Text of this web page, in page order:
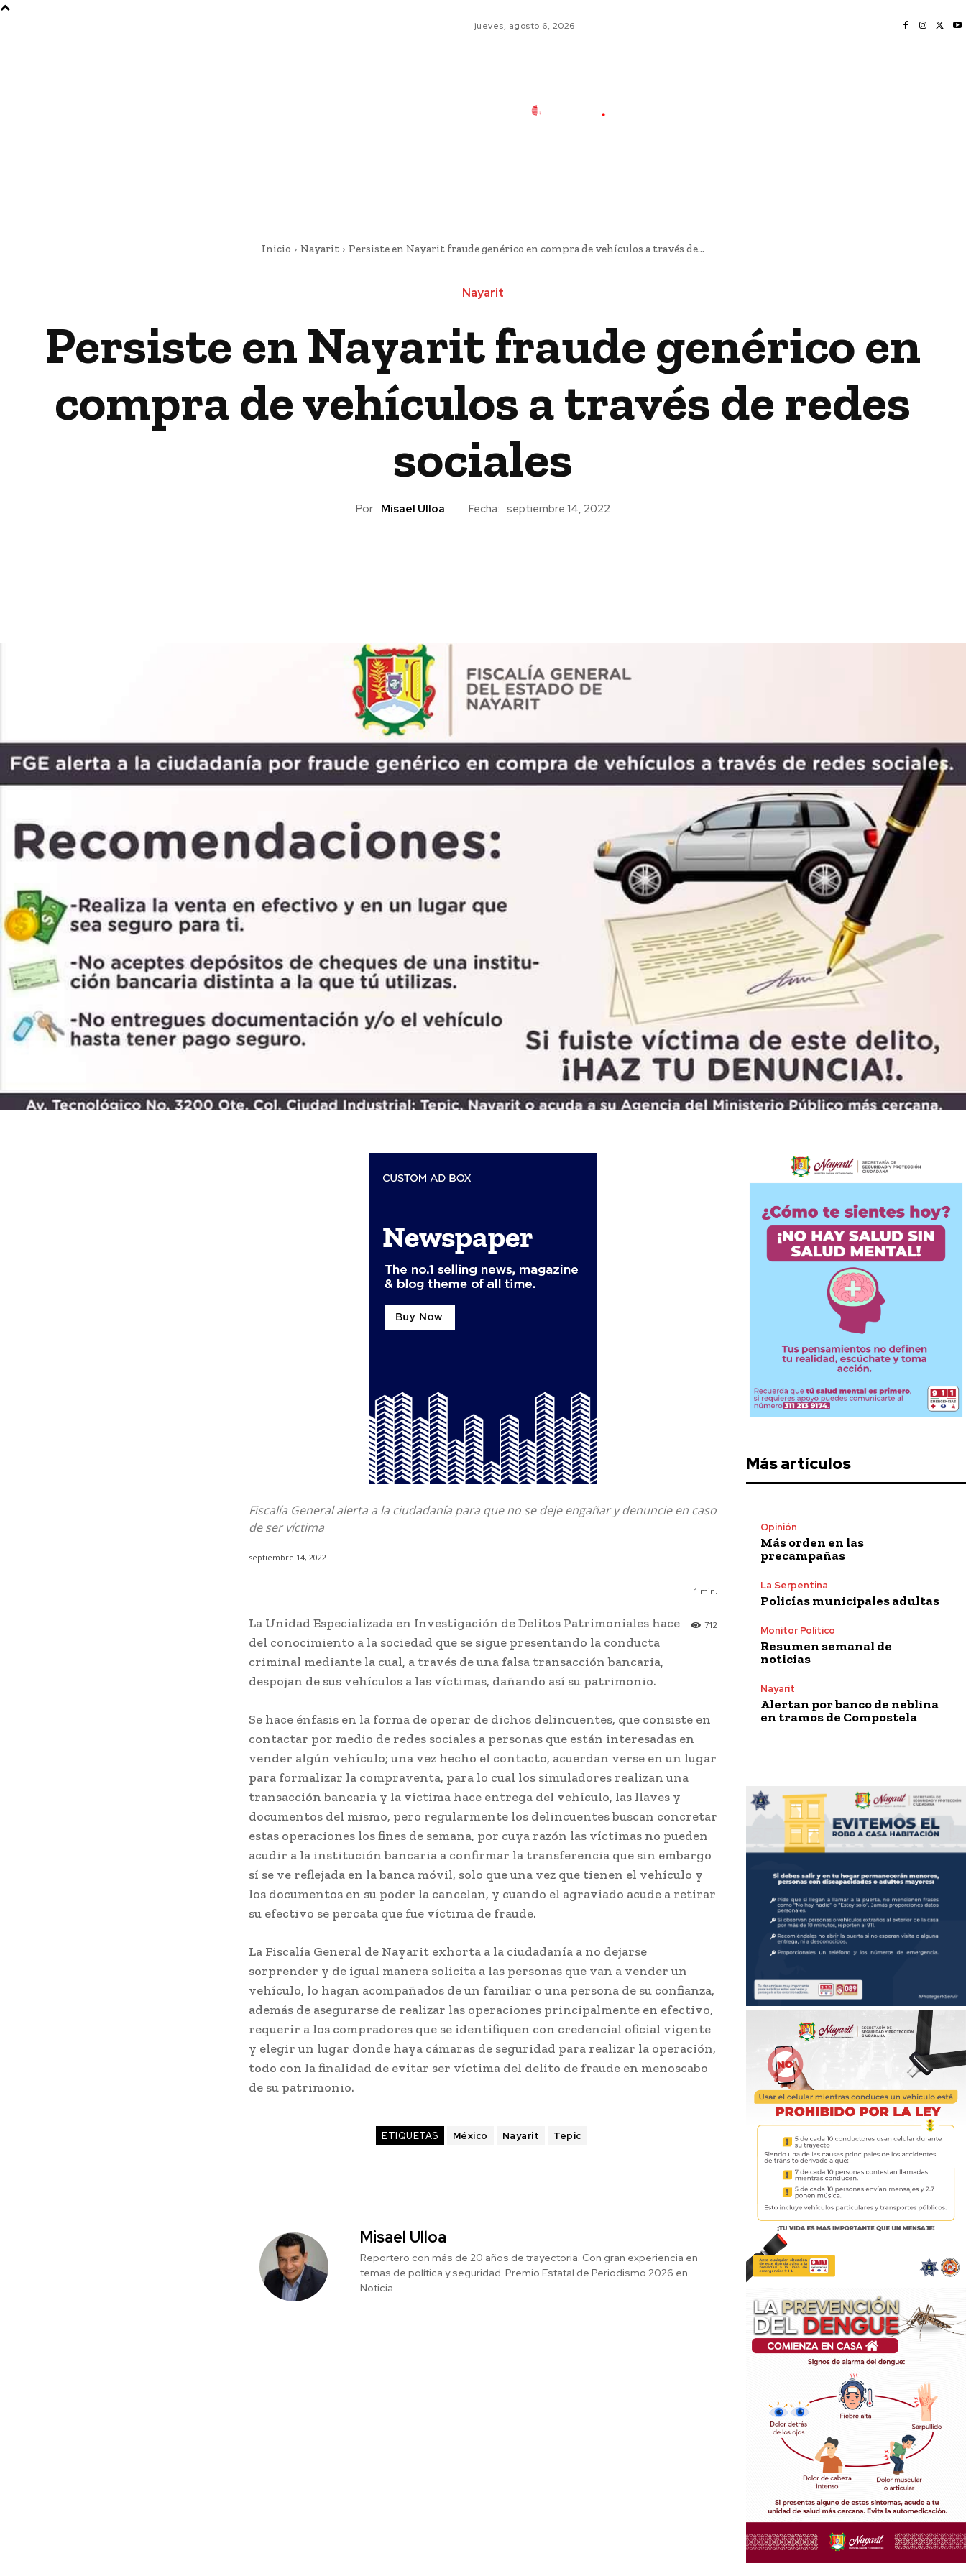
jueves, agosto 6, 2026
Inicio Nayarit Persiste en Nayarit fraude genérico en compra de vehículos a través de...
Nayarit
Persiste en Nayarit fraude genérico en
compra de vehículos a través de redes
sociales
Por: Misael Ulloa Fecha: septiembre 14, 2022
Fiscalía General alerta a la ciudadanía para que no se deje engañar y denuncie en caso
de ser víctima
septiembre 14, 2022
1 min.
712
La Unidad Especializada en Investigación de Delitos Patrimoniales hace
del conocimiento a la sociedad que se sigue presentando la conducta
criminal mediante la cual, a través de una falsa transacción bancaria,
despojan de sus vehículos a las víctimas, dañando así su patrimonio.
Se hace énfasis en la forma de operar de dichos delincuentes, que consiste en
contactar por medio de redes sociales a personas que están interesadas en
vender algún vehículo; una vez hecho el contacto, acuerdan verse en un lugar
para formalizar la compraventa, para lo cual los simuladores realizan una
transacción bancaria y la víctima hace entrega del vehículo, las llaves y
documentos del mismo, pero regularmente los delincuentes buscan concretar
estas operaciones los fines de semana, por cuya razón las víctimas no pueden
acudir a la institución bancaria a confirmar la transferencia que sin embargo
sí se ve reflejada en la banca móvil, solo que una vez que tienen el vehículo y
los documentos en su poder la cancelan, y cuando el agraviado acude a retirar
su efectivo se percata que fue víctima de fraude.
La Fiscalía General de Nayarit exhorta a la ciudadanía a no dejarse
sorprender y de igual manera solicita a las personas que van a vender un
vehículo, lo hagan acompañados de un familiar o una persona de su confianza,
además de asegurarse de realizar las operaciones principalmente en efectivo,
requerir a los compradores que se identifiquen con credencial oficial vigente
y elegir un lugar donde haya cámaras de seguridad para realizar la operación,
todo con la finalidad de evitar ser víctima del delito de fraude en menoscabo
de su patrimonio.
ETIQUETAS México Nayarit Tepic
Misael Ulloa
Reportero con más de 20 años de trayectoria. Con gran experiencia en
temas de política y seguridad. Premio Estatal de Periodismo 2026 en
Noticia.
Más artículos
Opinión
Más orden en las
precampañas
La Serpentina
Policías municipales adultas
Monitor Político
Resumen semanal de
noticias
Nayarit
Alertan por banco de neblina
en tramos de Compostela